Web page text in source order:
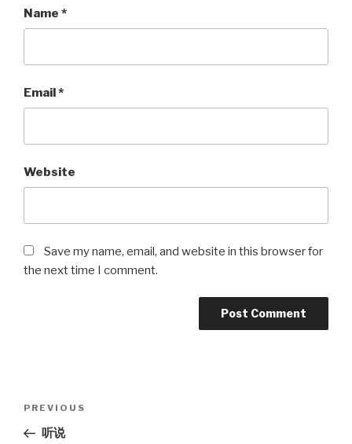
Name *
Email*
Website
Save my name, email, and website in this browser for
the next time I comment.
Previous
Post
PREVIOUS
听说